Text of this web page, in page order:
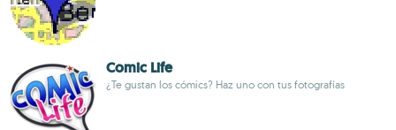
Comic Life
¿Te gustan los cómics? Haz uno con tus fotografías